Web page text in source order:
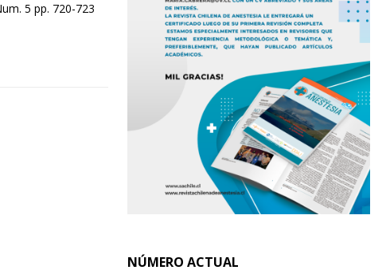
5 pp. 720-723
NÚMERO ACTUAL